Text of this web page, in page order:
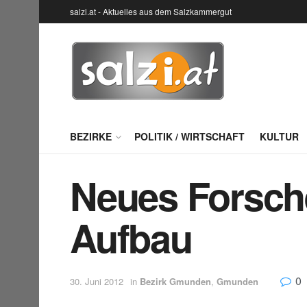
salzi.at - Aktuelles aus dem Salzkammergut
BEZIRKE POLITIK / WIRTSCHAFT KULTUR
Neues
Aufbau
30. Juni 2012 in Bezirk Gmunden, Gmunden 0